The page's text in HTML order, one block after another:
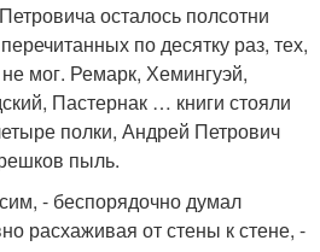
осталось полсотни
по десятку раз, тех,
мог. Ремарк, Хемингуэй,
Пастернак … книги стояли
полки, Андрей Петрович
пыль.
- беспорядочно думал
расхаживая от стены к стене, -